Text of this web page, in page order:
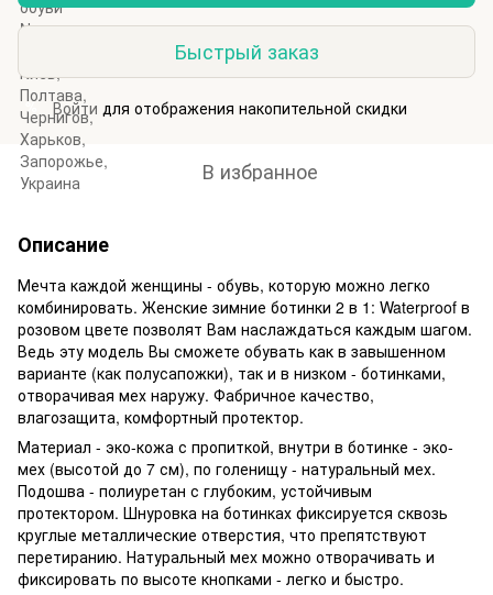
Быстрый заказ
% Войти для отображения накопительной скидки
В избранное
Описание
Мечта каждой женщины - обувь, которую можно легко
комбинировать. Женские зимние ботинки 2 в 1: Waterproof в
розовом цвете позволят Вам наслаждаться каждым шагом.
Ведь эту модель Вы сможете обувать как в завышенном
варианте (как полусапожки), так и в низком - ботинками,
отворачивая мех наружу. Фабричное качество,
влагозащита, комфортный протектор.
Материал - эко-кожа с пропиткой, внутри в ботинке - эко-
мех (высотой до 7 см), по голенищу - натуральный мех.
Подошва - полиуретан с глубоким, устойчивым
протектором. Шнуровка на ботинках фиксируется сквозь
круглые металлические отверстия, что препятствуют
перетиранию. Натуральный мех можно отворачивать и
фиксировать по высоте кнопками - легко и быстро.